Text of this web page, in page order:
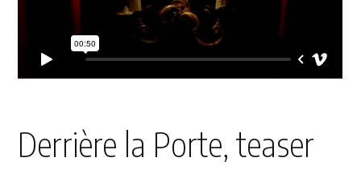
Derrière la Porte, teaser